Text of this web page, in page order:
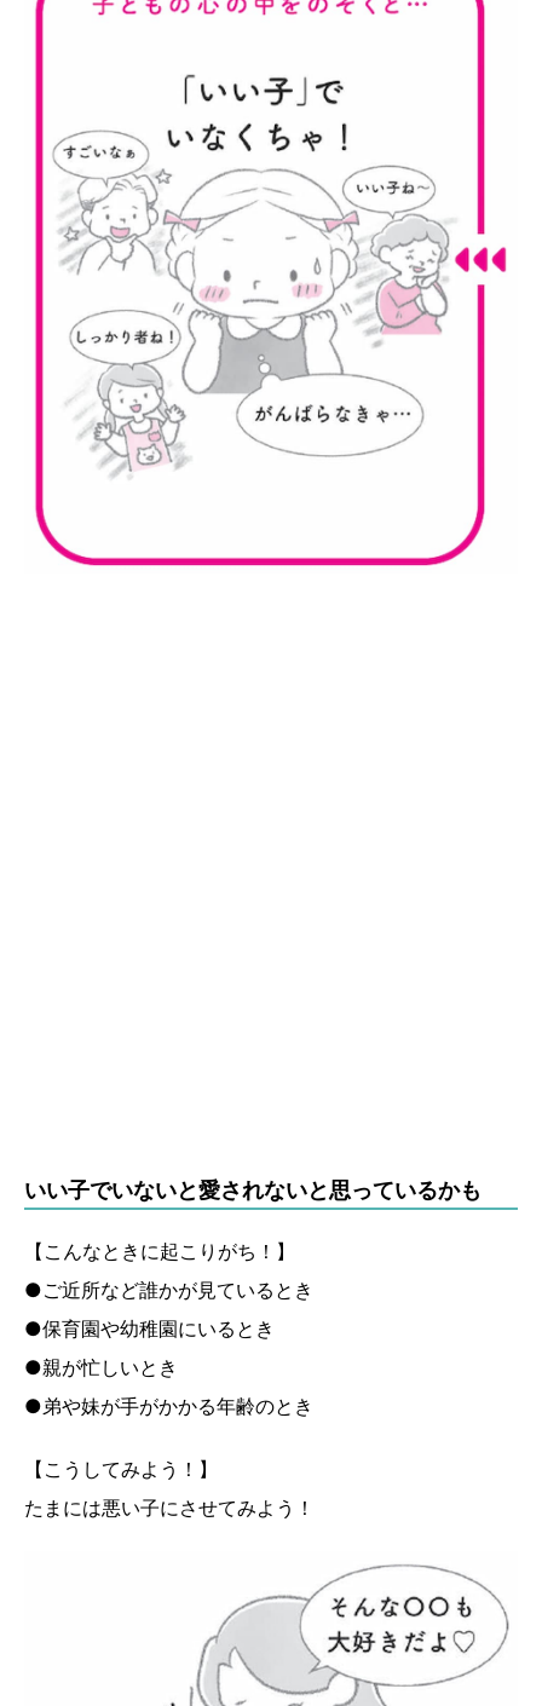
いい子でいないと愛されないと思っているかも
【こんなときに起こりがち！】
●ご近所など誰かが見ているとき
●保育園や幼稚園にいるとき
●親が忙しいとき
●弟や妹が手がかかる年齢のとき
【こうしてみよう！】
たまには悪い子にさせてみよう！